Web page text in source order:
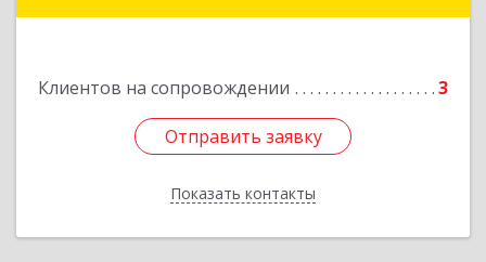
Клиентов на сопровождении 3
Отправить заявку
Показать контакты
Отправить заявку
Назад